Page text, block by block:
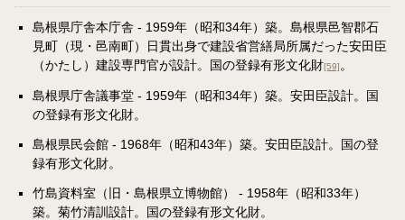
島根県庁舎本庁舎 - 1959年（昭和34年）築。島根県邑智郡石
見町（現・邑南町）日貫出身で建設省営繕局所属だった安田臣
（かたし）建設専門官が設計。国の登録有形文化財[59] 。
島根県庁舎議事堂 - 1959年（昭和34年）築。安田臣設計。国
の登録有形文化財。
島根県民会館 - 1968年（昭和43年）築。安田臣設計。国の登
録有形文化財。
竹島資料室（旧・島根県立博物館） - 1958年（昭和33年）
築。菊竹清訓設計。国の登録有形文化財。